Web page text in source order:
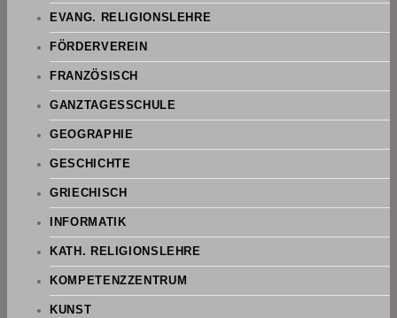
EVANG. RELIGIONSLEHRE
FÖRDERVEREIN
FRANZÖSISCH
GANZTAGESSCHULE
GEOGRAPHIE
GESCHICHTE
GRIECHISCH
INFORMATIK
KATH. RELIGIONSLEHRE
KOMPETENZZENTRUM
KUNST